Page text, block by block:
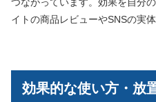
つながっています。効果を自分
イトの商品レビューやSNSの実
効果的な使い方・放